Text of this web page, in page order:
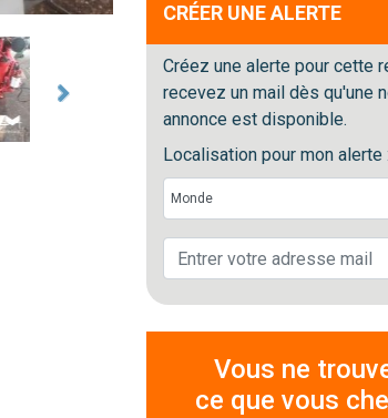
CRÉER UNE ALERTE
Créez une alerte pour cette
recevez un mail dès qu'une
annonce est disponible.
Localisation pour mon alerte :
Vous ne
ce que vous